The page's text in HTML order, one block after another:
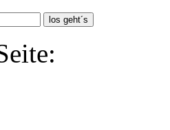
los geht´s